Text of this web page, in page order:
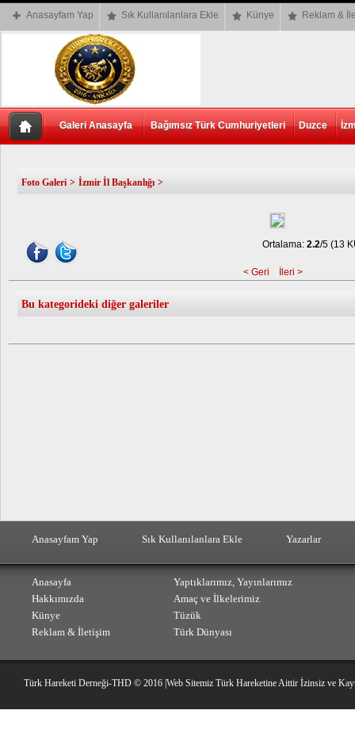
Anasayfam Yap Sık Kullanılanlara Ekle Künye Reklam &
Galeri Anasayfa Bağımsız Türk Cumhuriyetleri Duzce
Foto Galeri > İzmir İl Başkanlığı >
Ortalama: 2.2/5 (13
< Geri İleri >
Bu kategorideki diğer galeriler
Anasayfam Yap Sık Kullanılanlara Ekle Yazarlar
Anasayfa
Hakkımızda
Künye
Reklam & İletişim
Yaptıklarımız, Yayınlarımız
Amaç ve İlkelerimiz
Tüzük
Türk Dünyası
Türk Hareketi Derneği-THD © 2016 |Web Sitemiz Türk Hareketine Aittir İzinsiz ve